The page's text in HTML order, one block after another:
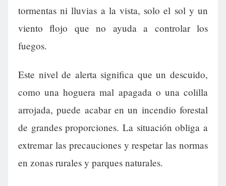
tormentas ni lluvias a la vista, solo el sol y un
viento flojo que no ayuda a controlar los
fuegos.
Este nivel de alerta significa que un descuido,
como una hoguera mal apagada o una colilla
arrojada, puede acabar en un incendio forestal
de grandes proporciones. La situación obliga a
extremar las precauciones y respetar las normas
en zonas rurales y parques naturales.